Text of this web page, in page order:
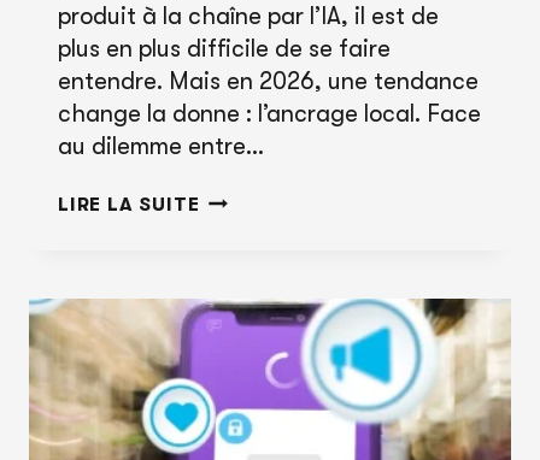
produit à la chaîne par l’IA, il est de
plus en plus difficile de se faire
entendre. Mais en 2026, une tendance
change la donne : l’ancrage local. Face
au dilemme entre…
LIRE LA SUITE LE
FORCE
DU
MARKETING
DE
PROXIMITÉ